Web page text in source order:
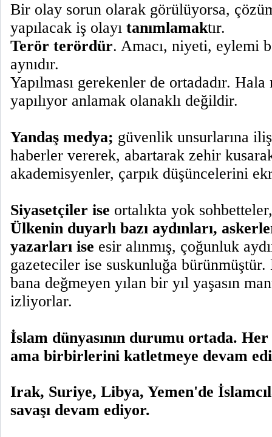
Bir olay sorun olarak görülüyorsa,
yapılacak iş olayı tanımlamaktır.
Terör terördür. Amacı, niyeti, eylemi
aynıdır.
Yapılması gerekenler de ortadadır.
yapılıyor anlamak olanaklı değildir.
Yandaş medya; güvenlik unsurlarına
haberler vererek, abartarak zehir
akademisyenler, çarpık düşüncelerini
Siyasetçiler ise ortalıkta yok
Ülkenin duyarlı bazı aydınları,
yazarları ise esir alınmış, çoğunluk
gazeteciler ise suskunluğa
bana değmeyen yılan bir yıl yaşasın
izliyorlar.
İslam dünyasının durumu ortada.
ama birbirlerini katletmeye devam
Irak, Suriye, Libya, Yemen'de
savaşı devam ediyor.